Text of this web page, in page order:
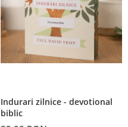
Indurari zilnice - devotional
biblic